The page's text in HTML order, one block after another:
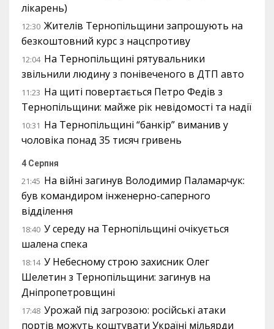
лікарень)
12:30 Жителів Тернопільщини запрошують на
безкоштовний курс з нацспротиву
12:04 На Тернопільщині рятувальники
звільнили людину з понівеченого в ДТП авто
11:23 На щиті повертається Петро Федів з
Тернопільщини: майже рік невідомості та надії
10:31 На Тернопільщині “банкір” виманив у
чоловіка понад 35 тисяч гривень
4 Серпня
21:45 На війні загинув Володимир Паламарчук:
був командиром інженерно-саперного
відділення
18:40 У середу на Тернопільщині очікується
шалена спека
18:14 У Небесному строю захисник Олег
Шелетин з Тернопільщини: загинув на
Дніпропетровщині
17:48 Урожай під загрозою: російські атаки
портів можуть коштувати Україні мільярди